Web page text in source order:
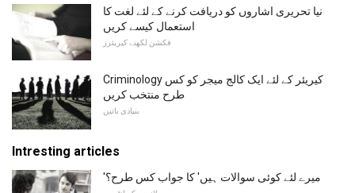
نیا تحریری اشاروں کو دریافت کرنے کے لئے لغت کا
استعمال کیسے کریں
فکشن لکھنے کیریئرز
Criminology کیریئر کے لئے ایک کالج میجر کو کس
طرح منتخب کریں
بنیادی باتیں
Intresting articles
'میرے لئے کوئی سوالات ہیں' کا جواب کس طرح؟